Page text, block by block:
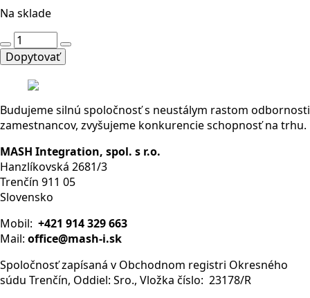
Na sklade
množstvo
Základňa
a
čapička
majáky
IK5,
IKM5G,
EMAS
Dopytovať
Budujeme silnú spoločnosť s neustálym rastom odbornosti
zamestnancov, zvyšujeme konkurencie schopnosť na trhu.
MASH Integration, spol. s r.o.
Hanzlíkovská 2681/3
Trenčín 911 05
Slovensko
Mobil: +421 914 329 663
Mail: office@mash-i.sk
Spoločnosť zapísaná v Obchodnom registri Okresného
súdu Trenčín, Oddiel: Sro., Vložka číslo: 23178/R